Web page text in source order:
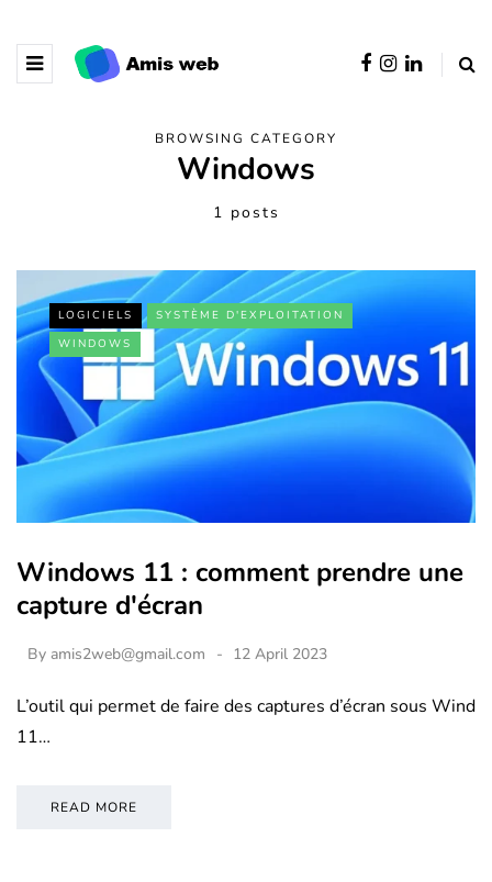
BROWSING CATEGORY
Windows
1 posts
LOGICIELS
SYSTÈME D'EXPLOITATION
WINDOWS
Windows 11 : comment prendre une
capture d'écran
By amis2web@gmail.com 12 April 2023
L’outil qui permet de faire des captures d’écran sous
11…
READ MORE